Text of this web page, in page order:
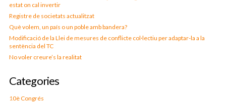
estat on cal invertir
Registre de societats actualitzat
Què volem, un país o un poble amb bandera?
Modificació de la Llei de mesures de conflicte col·lectiu per adaptar-la a la
sentència del TC
No voler creure’s la realitat
Categories
10è Congrés